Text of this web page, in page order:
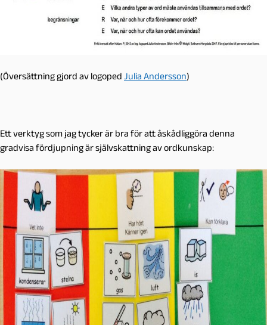
(Översättning gjord av logoped Julia Andersson)
Ett verktyg som jag tycker är bra för att åskådliggöra denna
gradvisa fördjupning är självskattning av ordkunskap: